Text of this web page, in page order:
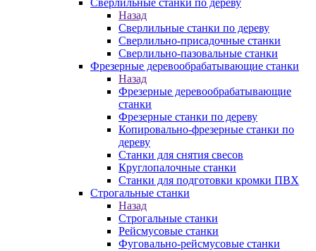
Сверлильные станки по дереву
Назад
Сверлильные станки по дереву
Сверлильно-присадочные станки
Сверлильно-пазовальные станки
Фрезерные деревообрабатывающие станки
Назад
Фрезерные деревообрабатывающие
станки
Фрезерные станки по дереву
Копировально-фрезерные станки по
дереву
Станки для снятия свесов
Круглопалочные станки
Станки для подготовки кромки ПВХ
Строгальные станки
Назад
Строгальные станки
Рейсмусовые станки
Фуговально-рейсмусовые станки